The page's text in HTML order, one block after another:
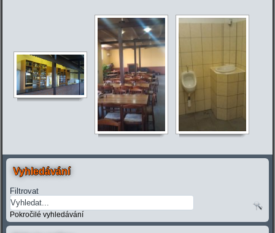
Vyhledávání
Filtrovat
Pokročilé vyhledávání